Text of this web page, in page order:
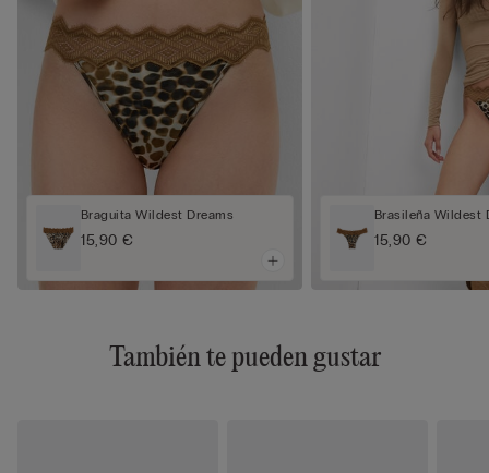
Braguita Wildest Dreams
15,90 €
Brasileña Wildest
15,90 €
También te pueden gustar